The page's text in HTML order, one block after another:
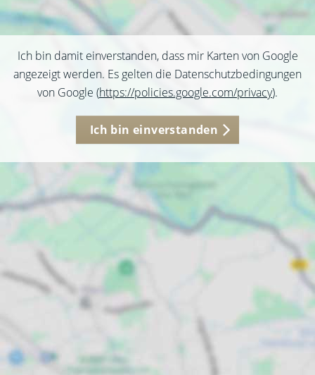
Ich bin damit einverstanden, dass mir Karten von Google
angezeigt werden. Es gelten die Datenschutzbedingungen
von Google (https://policies.google.com/privacy).
Ich bin einverstanden